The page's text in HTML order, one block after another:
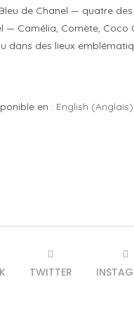
de Chanel — quatre
— Camélia, Comète,
dans des lieux
en : English (Anglais)
TWITTER